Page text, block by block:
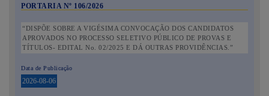
PORTARIA Nº 106/2026
“DISPÕE SOBRE A VIGÉSIMA CONVOCAÇÃO DOS CANDIDATOS
APROVADOS NO PROCESSO SELETIVO PÚBLICO DE PROVAS E
TÍTULOS- EDITAL No. 02/2025 E DÁ OUTRAS PROVIDÊNCIAS.”
Data de Publicação
2026-08-06